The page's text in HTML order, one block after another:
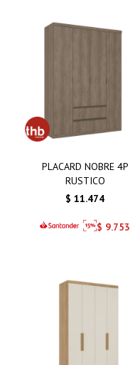
PLACARD NOBRE 4P
RUSTICO
$ 11.474
$ 9.753